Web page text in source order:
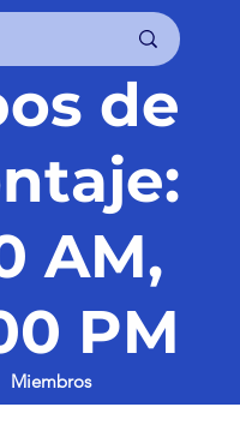
de
AM,
PM
Miembros